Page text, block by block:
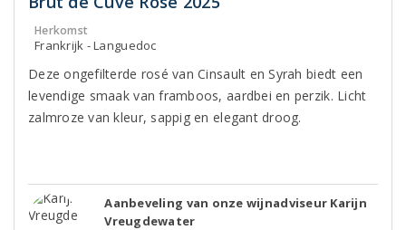
Herkomst
Frankrijk - Languedoc
Deze ongefilterde rosé van Cinsault en Syrah biedt een
levendige smaak van framboos, aardbei en perzik. Licht
zalmroze van kleur, sappig en elegant droog.
Aanbeveling van onze wijnadviseur Karijn
Vreugdewater